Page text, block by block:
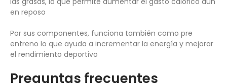
en reposo
Por sus componentes, funciona también como pre
entreno lo que ayuda a incrementar la energía y mejorar
el rendimiento deportivo
Preguntas frecuentes